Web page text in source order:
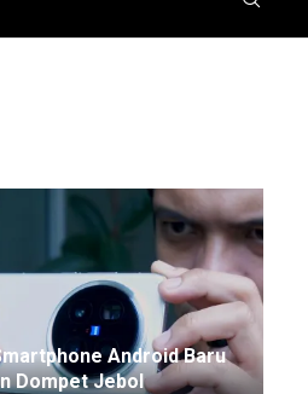
Android Baru
Dompet Jebol